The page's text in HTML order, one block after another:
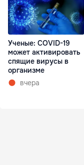
Ученые: COVID-19
может активировать
спящие вирусы в
организме
вчера